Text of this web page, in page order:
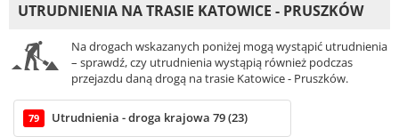
UTRUDNIENIA NA TRASIE KATOWICE - PRUSZKÓW
Na drogach wskazanych poniżej mogą wystąpić utrudnienia
– sprawdź, czy utrudnienia wystąpią również podczas
przejazdu daną drogą na trasie Katowice - Pruszków.
79 Utrudnienia - droga krajowa 79 (23)